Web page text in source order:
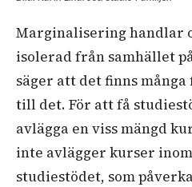
Marginalisering handlar
isolerad från samhället
säger att det finns
till det. För att få
avlägga en viss mängd
inte avlägger kurser
studiestödet, som